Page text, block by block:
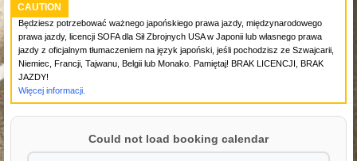
CAUTION
Będziesz potrzebować ważnego japońskiego prawa jazdy, międzynarodowego
prawa jazdy, licencji SOFA dla Sił Zbrojnych USA w Japonii lub własnego prawa
jazdy z oficjalnym tłumaczeniem na język japoński, jeśli pochodzisz ze Szwajcarii,
Niemiec, Francji, Tajwanu, Belgii lub Monako. Pamiętaj! BRAK LICENCJI, BRAK
JAZDY!
Więcej informacji.
Could not load booking calendar